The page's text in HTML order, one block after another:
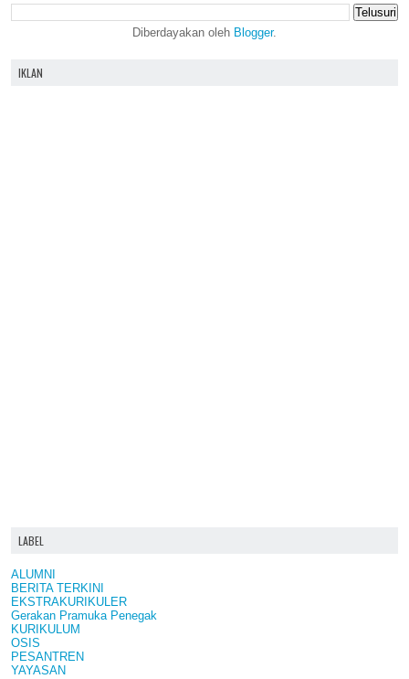
Diberdayakan oleh Blogger.
IKLAN
LABEL
ALUMNI
BERITA TERKINI
EKSTRAKURIKULER
Gerakan Pramuka Penegak
KURIKULUM
OSIS
PESANTREN
YAYASAN